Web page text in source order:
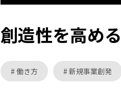
創造性を高め
働き方 新規事業創発